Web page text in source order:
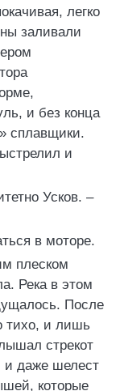
легко
заливали
и без конца
сплавщики.
и
Усков. –
в моторе.
плеском
Река в этом
После
тихо, и лишь
стрекот
и даже шелест
которые